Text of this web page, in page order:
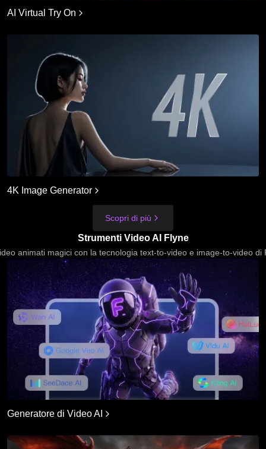
AI Virtual Try On
4K Image Generator
Scopri di più
Strumenti Video AI Flyne
animati magici con la tecnologia text-to-video e image-to-video di
Generatore di Video AI